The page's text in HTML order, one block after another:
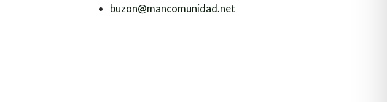
buzon@mancomunidad.net